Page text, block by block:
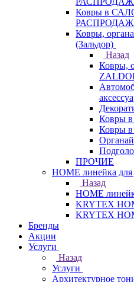
Ковры в
Ковры,
(Зальдор)
Назад
Ковры,
Ковры в
Ковры в
ПРОЧИЕ
HOME линейка для
Назад
HOME
KRYTEX
KRYTEX
Бренды
Акции
Услуги
Назад
Услуги
Архитектурное